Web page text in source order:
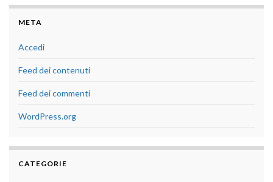
META
Accedi
Feed dei contenuti
Feed dei commenti
WordPress.org
CATEGORIE